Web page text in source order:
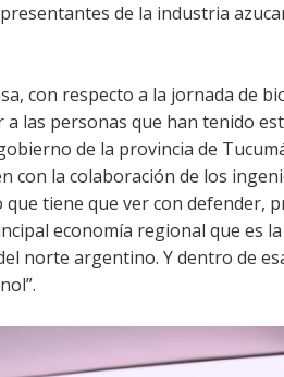
de la industria
con respecto a la jornada de
a las personas que han tenido
de la provincia de
con la colaboración de los
que tiene que ver con defender,
economía regional que es
norte argentino. Y dentro de